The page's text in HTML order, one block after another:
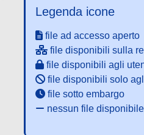
Legenda icone
file ad accesso aperto
file disponibili sulla
file disponibili agli
file disponibili solo
file sotto embargo
nessun file disponibile